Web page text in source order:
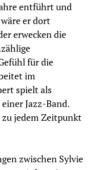
entführt und
er dort
erwecken die
für die
im
spielt als
Jazz-Band.
zu jedem Zeitpunkt
zwischen Sylvie